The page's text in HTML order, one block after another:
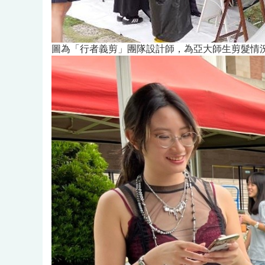
圖為「行者義剪」團隊設計師，為亞大師生剪髮情